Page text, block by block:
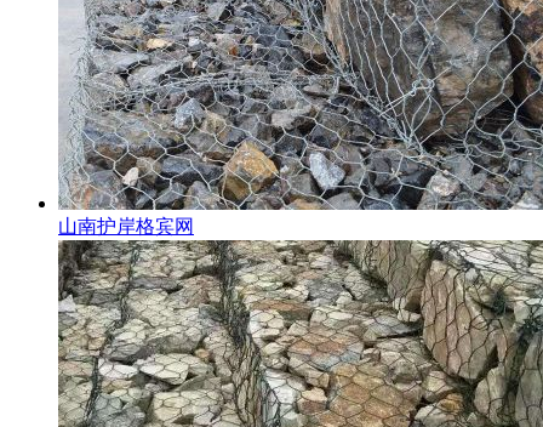
山南护岸格宾网